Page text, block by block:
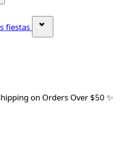
fiestas
on Orders Over $50 ✨